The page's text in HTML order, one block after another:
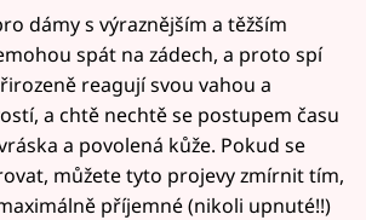
dámy s výraznějším a těžším
spát na zádech, a proto spí
reagují svou vahou a
a chtě nechtě se postupem času
a povolená kůže. Pokud se
můžete tyto projevy zmírnit tím,
příjemné (nikoli upnuté!!)